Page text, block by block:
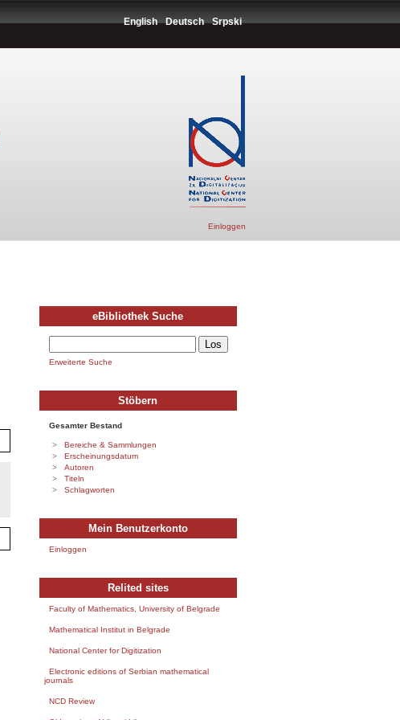
English Deutsch Srpski
Einloggen
eBibliothek Suche
Erweiterte Suche
Stöbern
Gesamter Bestand
Bereiche & Sammlungen
Erscheinungsdatum
Autoren
Titeln
Schlagworten
Mein Benutzerkonto
Einloggen
Relited sites
Faculty of Mathematics, University of Belgrade
Mathematical Institut in Belgrade
National Center for Digitization
Electronic editions of Serbian mathematical
journals
NCD Review